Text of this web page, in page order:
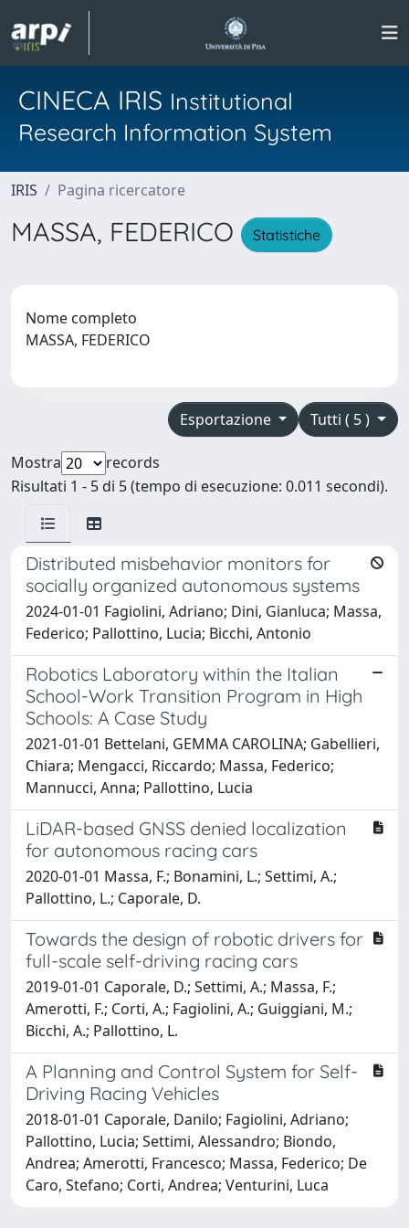
CINECA IRIS Institutional
Research Information System
IRIS Pagina ricercatore
MASSA, FEDERICO Statistiche
Nome completo
MASSA, FEDERICO
Tutti ( 5 )
Esportazione
Mostra
records
Risultati 1 - 5 di 5 (tempo di esecuzione: 0.011 secondi).
Distributed misbehavior monitors for
socially organized autonomous systems
2024-01-01 Fagiolini, Adriano; Dini, Gianluca; Massa,
Federico; Pallottino, Lucia; Bicchi, Antonio
Robotics Laboratory within the Italian
School-Work Transition Program in High
Schools: A Case Study
2021-01-01 Bettelani, GEMMA CAROLINA; Gabellieri,
Chiara; Mengacci, Riccardo; Massa, Federico;
Mannucci, Anna; Pallottino, Lucia
LiDAR-based GNSS denied localization
for autonomous racing cars
2020-01-01 Massa, F.; Bonamini, L.; Settimi, A.;
Pallottino, L.; Caporale, D.
Towards the design of robotic drivers for
full-scale self-driving racing cars
2019-01-01 Caporale, D.; Settimi, A.; Massa, F.;
Amerotti, F.; Corti, A.; Fagiolini, A.; Guiggiani, M.;
Bicchi, A.; Pallottino, L.
A Planning and Control System for Self-
Driving Racing Vehicles
2018-01-01 Caporale, Danilo; Fagiolini, Adriano;
Pallottino, Lucia; Settimi, Alessandro; Biondo,
Andrea; Amerotti, Francesco; Massa, Federico; De
Caro, Stefano; Corti, Andrea; Venturini, Luca